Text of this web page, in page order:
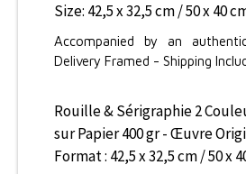
Size: 42,5 x 32,5 cm / 50 x 40
Accompanied by an
Delivery Framed - Shipping
Rouille & Sérigraphie 2
sur Papier 400 gr - Œuvre
Format : 42,5 x 32,5 cm / 50 x